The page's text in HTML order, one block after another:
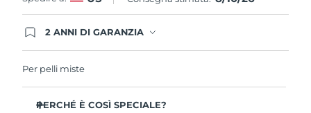
2 ANNI DI GARANZIA
che, in caso di difetti nei primi 2 anni dalla data di
gratuitamente.
Per pelli miste
PERCHÉ È COSÌ SPECIALE?